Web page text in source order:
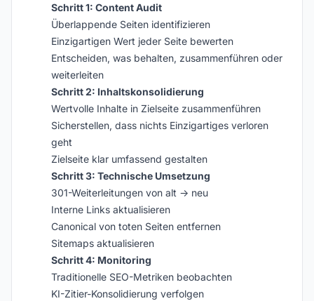
Schritt 1: Content Audit
Überlappende Seiten identifizieren
Einzigartigen Wert jeder Seite bewerten
Entscheiden, was behalten, zusammenführen oder
weiterleiten
Schritt 2: Inhaltskonsolidierung
Wertvolle Inhalte in Zielseite zusammenführen
Sicherstellen, dass nichts Einzigartiges verloren
geht
Zielseite klar umfassend gestalten
Schritt 3: Technische Umsetzung
301-Weiterleitungen von alt → neu
Interne Links aktualisieren
Canonical von toten Seiten entfernen
Sitemaps aktualisieren
Schritt 4: Monitoring
Traditionelle SEO-Metriken beobachten
KI-Zitier-Konsolidierung verfolgen